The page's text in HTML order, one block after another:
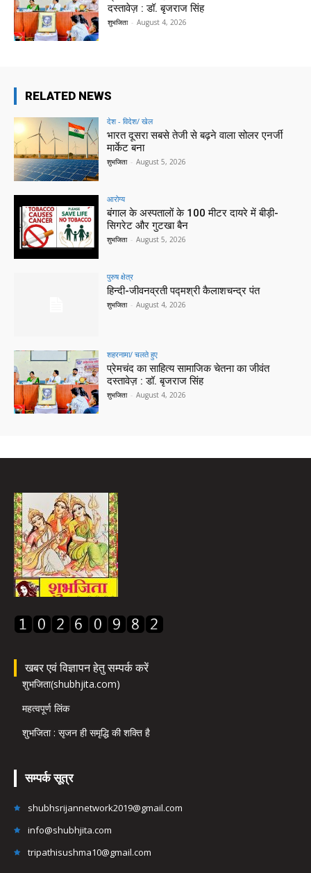
दस्तावेज़ : डॉ. बृजराज सिंह
शुभजिता - August 4, 2026
RELATED NEWS
देश - विदेश/ खेल
भारत दूसरा सबसे तेजी से बढ़ने वाला सोलर एनर्जी
मार्केट बना
शुभजिता - August 5, 2026
आरोग्य
बंगाल के अस्पतालों के 100 मीटर दायरे में बीड़ी-
सिगरेट और गुटखा बैन
शुभजिता - August 5, 2026
पुरुष क्षेत्र
हिन्‍दी-जीवनव्रती पद्मश्री कैलाशचन्‍द्र पंत
शुभजिता - August 4, 2026
शहरनामा/ चलते हुए
प्रेमचंद का साहित्य सामाजिक चेतना का जीवंत
दस्तावेज़ : डॉ. बृजराज सिंह
शुभजिता - August 4, 2026
खबर एवं विज्ञापन हेतु सम्पर्क करें
शुभजिता(shubhjita.com)
महत्वपूर्ण लिंक
शुभजिता : सृजन ही समृद्धि की शक्ति है
सम्पर्क सूत्र
shubhsrijannetwork2019@gmail.com
info@shubhjita.com
tripathisushma10@gmail.com